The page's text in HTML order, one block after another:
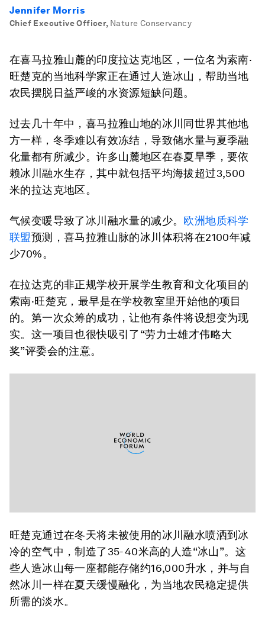
Jennifer Morris
Chief Executive Officer, Nature Conservancy
在喜马拉雅山麓的印度拉达克地区，一位名为索南·
旺楚克的当地科学家正在通过人造冰山，帮助当地
农民摆脱日益严峻的水资源短缺问题。
过去几十年中，喜马拉雅山地的冰川同世界其他地
方一样，冬季难以有效冻结，导致储水量与夏季融
化量都有所减少。许多山麓地区在春夏旱季，要依
赖冰川融水生存，其中就包括平均海拔超过3,500
米的拉达克地区。
气候变暖导致了冰川融水量的减少。 欧洲地质科学
联盟预测，喜马拉雅山脉的冰川体积将在2100年减
少70%。
在拉达克的非正规学校开展学生教育和文化项目的
索南·旺楚克，最早是在学校教室里开始他的项目
的。第一次众筹的成功，让他有条件将设想变为现
实。这一项目也很快吸引了“劳力士雄才伟略大
奖”评委会的注意。
旺楚克通过在冬天将未被使用的冰川融水喷洒到冰
冷的空气中，制造了35-40米高的人造“冰山”。这
些人造冰山每一座都能存储约16,000升水，并与自
然冰川一样在夏天缓慢融化，为当地农民稳定提供
所需的淡水。